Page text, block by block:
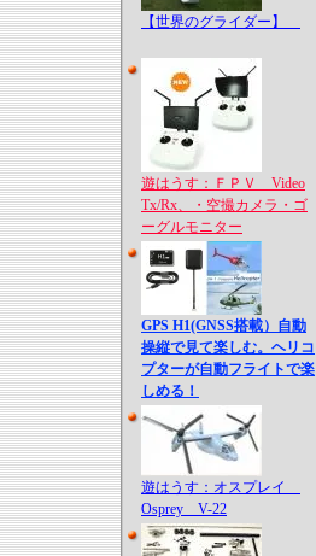
【世界のグライダー】
遊はうす：ＦＰＶ Video
Tx/Rx、・空撮カメラ・ゴ
ーグルモニター
GPS H1(GNSS搭載）自動
操縦で見て楽しむ。ヘリコ
プターが自動フライトで楽
しめる！
遊はうす：オスプレイ
Osprey V-22